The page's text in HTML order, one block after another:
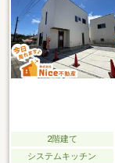
2階建て
システムキッチン